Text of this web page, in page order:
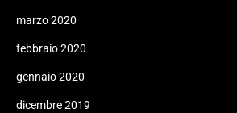
marzo 2020
febbraio 2020
gennaio 2020
dicembre 2019